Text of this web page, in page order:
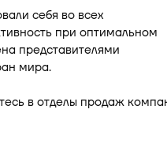
себя во всех
при оптимальном
представителями
мира.
в отделы продаж